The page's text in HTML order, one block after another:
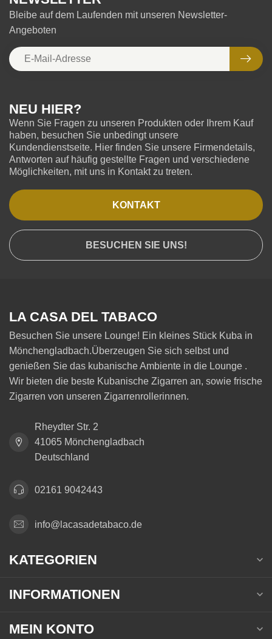
NEU HIER?
Wenn Sie Fragen zu unseren Produkten oder Ihrem Kauf
haben, besuchen Sie unbedingt unsere
Kundendienstseite. Hier finden Sie unsere Firmendetails,
Antworten auf häufig gestellte Fragen und verschiedene
Möglichkeiten, mit uns in Kontakt zu treten.
KONTAKT
BESUCHEN SIE UNS!
Bleibe auf dem Laufenden mit unseren Newsletter-
Angeboten
LA CASA DEL TABACO
Besuchen Sie unsere Lounge! Ein kleines Stück Kuba in
Mönchengladbach.Überzeugen Sie sich selbst und
genießen Sie das kubanische Ambiente in die Lounge .
Wir bieten die beste Kubanische Zigarren an, sowie frische
Zigarren von unseren Zigarrenrollerinnen.
Rheydter Str. 2
41065 Mönchengladbach
Deutschland
02161 9042443
info@lacasadetabaco.de
KATEGORIEN
INFORMATIONEN
MEIN KONTO